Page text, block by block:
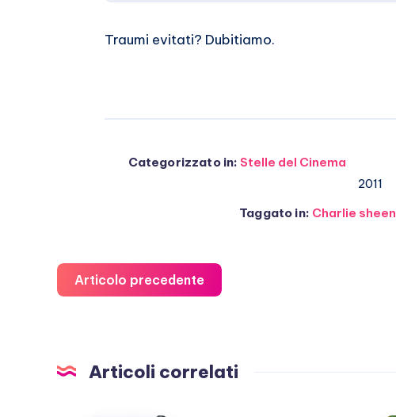
Traumi evitati? Dubitiamo.
Categorizzato in: Stelle del Cinema
2011
Taggato in: Charlie sheen
Articolo precedente
Articoli correlati